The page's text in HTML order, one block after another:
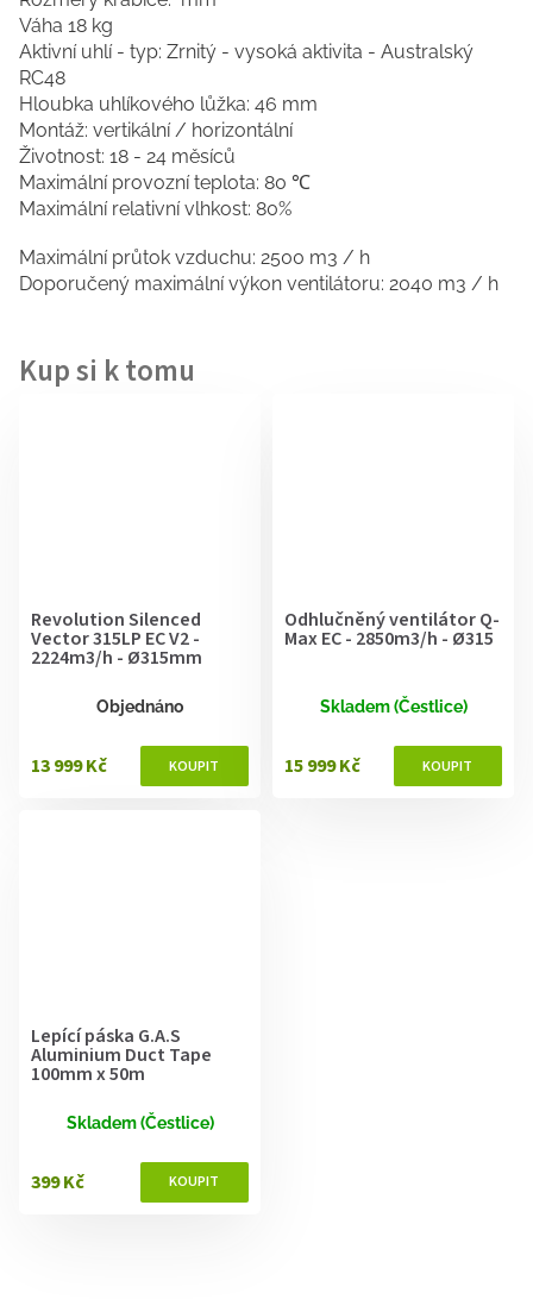
Revolution Silenced
Vector 315LP EC V2 -
2224m3/h - Ø315mm
Objednáno
13 999 Kč
Odhlučněný ventilátor Q-
Max EC - 2850m3/h - Ø315
Skladem (Čestlice)
15 999 Kč
Lepící páska G.A.S
Aluminium Duct Tape
100mm x 50m
Skladem (Čestlice)
399 Kč
Váha 18 kg
Aktivní uhlí - typ: Zrnitý - vysoká aktivita - Australský
RC48
Hloubka uhlíkového lůžka: 46 mm
Montáž: vertikální / horizontální
Životnost: 18 - 24 měsíců
Maximální provozní teplota: 80 ℃
Maximální relativní vlhkost: 80%
Maximální průtok vzduchu: 2500 m3 / h
Doporučený maximální výkon ventilátoru: 2040 m3 / h